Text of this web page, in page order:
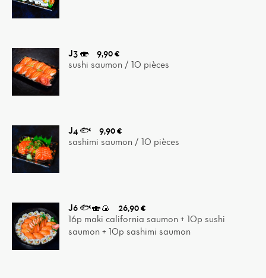
J3 🍣
9,90 €
sushi saumon / 10 pièces
J4 🐟
9,90 €
sashimi saumon / 10 pièces
J6 🐟🍣🍙
26,90 €
16p maki california saumon + 10p sushi
saumon + 10p sashimi saumon